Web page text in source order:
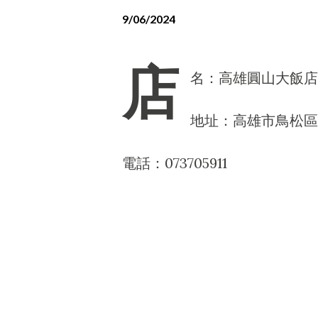
9/06/2024
店 名：高雄圓山大飯店
地址：高雄市鳥松
電話：073705911